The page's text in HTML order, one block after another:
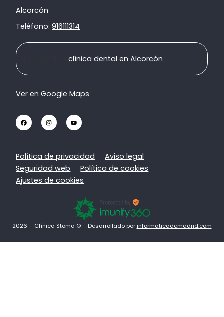
Alcorcón
Teléfono:916111314
Ir a nuestraclínica dental en Alcorcón
Ver en Google Maps
Política de privacidad
Aviso legal
Seguridad web
Política de cookies
Ajustes de cookies
2026 – Clínica Stoma © – Desarrollado porinformaticademadrid.com